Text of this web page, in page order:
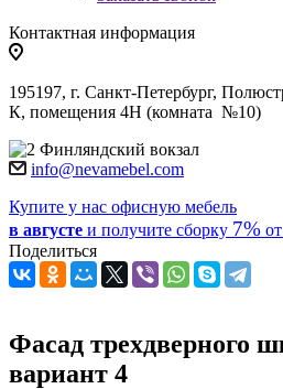
Контактная информация
195197, г. Санкт-Петербург,
К, помещения 4Н (комната №10)
Финляндский вокзал
info@nevamebel.com
Купите у нас офисную мебель
в августе и получите сборку 7%
Поделиться
Фасад трехдверного
вариант 4